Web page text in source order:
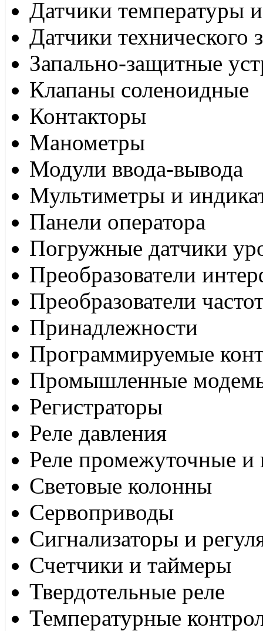
Датчики температуры
Датчики технического
Запально-защитные
Клапаны соленоидные
Контакторы
Манометры
Модули ввода-вывода
Мультиметры и
Панели оператора
Погружные датчики
Преобразователи
Преобразователи
Принадлежности
Программируемые
Промышленные
Регистраторы
Реле давления
Реле промежуточные и
Световые колонны
Сервоприводы
Сигнализаторы и
Счетчики и таймеры
Твердотельные реле
Температурные